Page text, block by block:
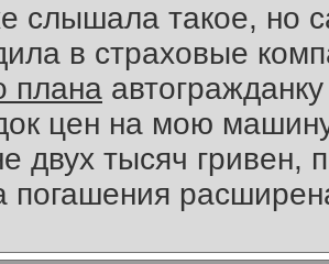
слышала такое, но
в страховые
плана
цен на мою машину
двух тысяч гривен,
погашения